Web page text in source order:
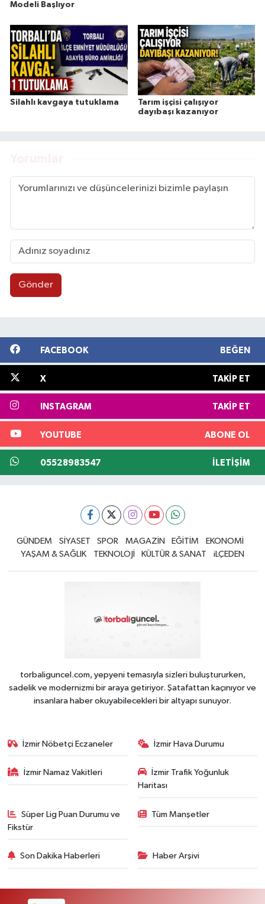
Modeli Başlıyor
Silahlı kavgaya tutuklama
Tarım işçisi çalışıyor
dayıbaşı kazanıyor
Gönder
FACEBOOK BEĞEN
X TAKIP ET
INSTAGRAM TAKIP ET
YOUTUBE ABONE OL
05528983547 İLETIŞIM
GÜNDEM SİYASET SPOR MAGAZİN EĞİTİM
EKONOMİ
YAŞAM & SAĞLIK
TEKNOLOJİ KÜLTÜR & SANAT iLÇEDEN
torbaliguncel.com, yepyeni temasıyla sizleri buluştururken,
sadelik ve modernizmi bir araya getiriyor. Şatafattan kaçınıyor ve
insanlara haber okuyabilecekleri bir altyapı sunuyor.
İzmir Nöbetçi Eczaneler İzmir Hava Durumu
İzmir Namaz Vakitleri
İzmir Trafik Yoğunluk
Haritası
Süper Lig Puan Durumu ve
Fikstür
Tüm Manşetler
Son Dakika Haberleri Haber Arşivi